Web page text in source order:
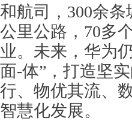
和航司，300余
公里公路，70多
业。未来，华为
面-体”，打造坚
行、物优其流、
智慧化发展。